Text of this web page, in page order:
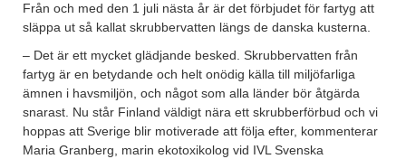
Från och med den 1 juli nästa år är det förbjudet för fartyg att
släppa ut så kallat skrubbervatten längs de danska kusterna.
– Det är ett mycket glädjande besked. Skrubbervatten från
fartyg är en betydande och helt onödig källa till miljöfarliga
ämnen i havsmiljön, och något som alla länder bör åtgärda
snarast. Nu står Finland väldigt nära ett skrubberförbud och vi
hoppas att Sverige blir motiverade att följa efter, kommenterar
Maria Granberg, marin ekotoxikolog vid IVL Svenska